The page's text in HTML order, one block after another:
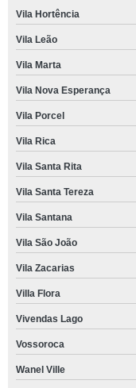
Vila Hortência
Vila Leão
Vila Marta
Vila Nova Esperança
Vila Porcel
Vila Rica
Vila Santa Rita
Vila Santa Tereza
Vila Santana
Vila São João
Vila Zacarias
Villa Flora
Vivendas Lago
Vossoroca
Wanel Ville